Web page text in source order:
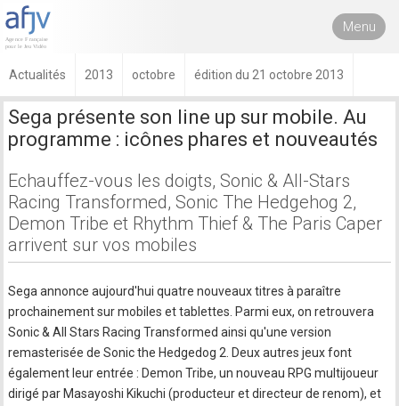
Menu
Actualités 2013 octobre édition du 21 octobre 2013
Sega présente son line up sur mobile. Au
programme : icônes phares et nouveautés
Echauffez-vous les doigts, Sonic & All-Stars
Racing Transformed, Sonic The Hedgehog 2,
Demon Tribe et Rhythm Thief & The Paris Caper
arrivent sur vos mobiles
Sega annonce aujourd'hui quatre nouveaux titres à paraître
prochainement sur mobiles et tablettes. Parmi eux, on retrouvera
Sonic & All Stars Racing Transformed ainsi qu'une version
remasterisée de Sonic the Hedgedog 2. Deux autres jeux font
également leur entrée : Demon Tribe, un nouveau RPG multijoueur
dirigé par Masayoshi Kikuchi (producteur et directeur de renom), et